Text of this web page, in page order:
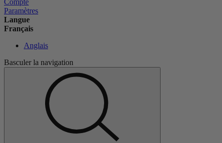
Compte
Paramètres
Langue
Français
Anglais
Basculer la navigation